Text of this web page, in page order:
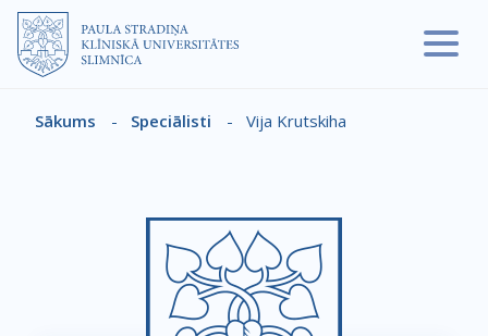
Pārlekt uz galveno saturu
Atpakaļceļš
Sākums - Speciālisti - Vija Krutskiha